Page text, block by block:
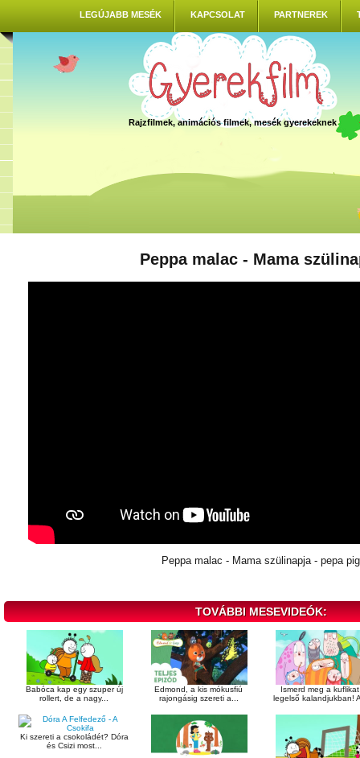
LEGÚJABB MESÉK KAPCSOLAT PARTNEREK
Rajzfilmek, animációs filmek, mesék gyerekeknek
Peppa malac - Mama
Peppa malac - Mama szülinapja - pepa pig
TOVÁBBI MESEVIDEÓK:
Babóca kap egy szuper új
rollert, de a nagy...
Edmond, a kis mókusfiú
rajongásig szereti a...
Ismerd meg a
legelső kalandjukban!
Ki szereti a csokoládét? Dóra
és Csizi most...